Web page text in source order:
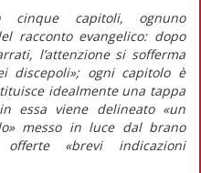
capitoli, ognuno
racconto evangelico: dopo
l’attenzione si sofferma
discepoli»;ogni capitolo è
idealmente una tappa
essa viene delineato «un
messo in luce dal brano
«brevi indicazioni